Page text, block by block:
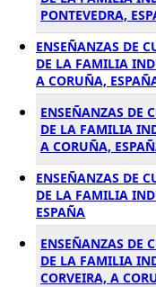
PONTEVEDRA,
ENSEÑANZAS DE
DE LA FAMILIA
A CORUÑA,
ENSEÑANZAS DE
DE LA FAMILIA
A CORUÑA,
ENSEÑANZAS DE
DE LA FAMILIA
ESPAÑA
ENSEÑANZAS DE
DE LA FAMILIA
CORVEIRA, A